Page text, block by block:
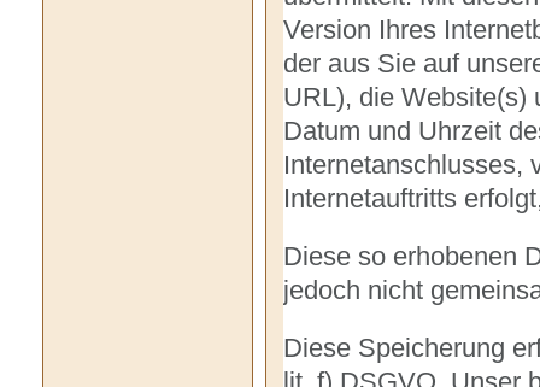
Version Ihres
der aus Sie auf
URL), die Website(s)
Datum und Uhrzeit
Internetanschlusses,
Internetauftritts
Diese so erhobenen
jedoch nicht
Diese Speicherung